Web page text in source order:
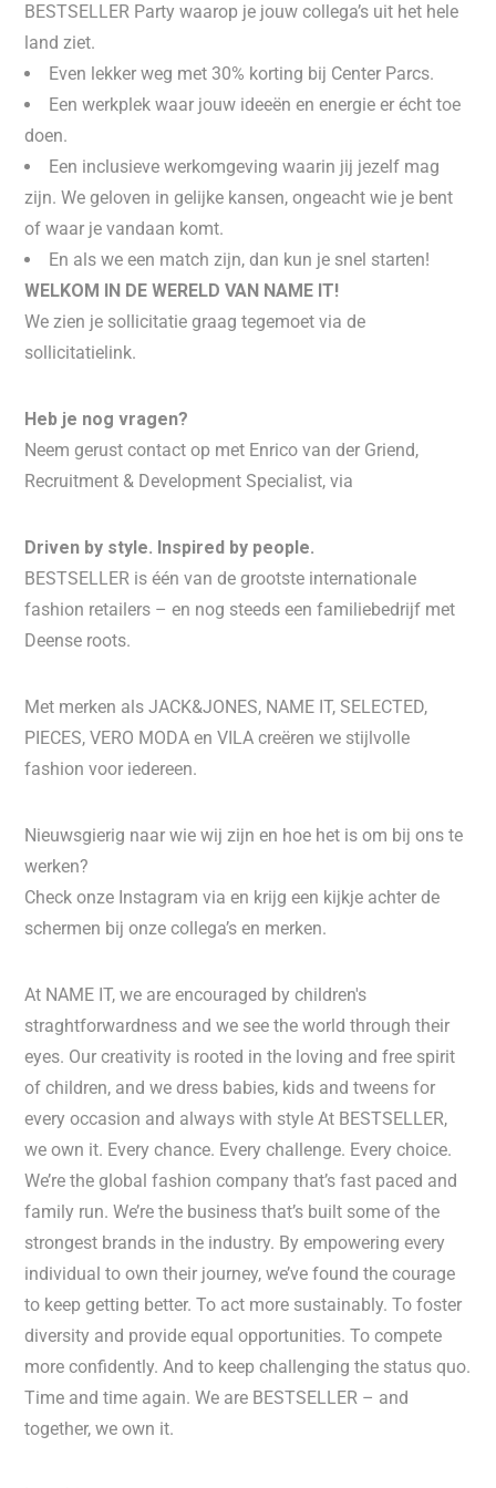
BESTSELLER Party waarop je jouw collega’s uit het hele
land ziet.
Even lekker weg met 30% korting bij Center Parcs.
Een werkplek waar jouw ideeën en energie er écht toe
doen.
Een inclusieve werkomgeving waarin jij jezelf mag
zijn. We geloven in gelijke kansen, ongeacht wie je bent
of waar je vandaan komt.
En als we een match zijn, dan kun je snel starten!
WELKOM IN DE WERELD VAN NAME IT!
We zien je sollicitatie graag tegemoet via de
sollicitatielink.
Heb je nog vragen?
Neem gerust contact op met Enrico van der Griend,
Recruitment & Development Specialist, via
Driven by style. Inspired by people.
BESTSELLER is één van de grootste internationale
fashion retailers – en nog steeds een familiebedrijf met
Deense roots.
Met merken als JACK&JONES, NAME IT, SELECTED,
PIECES, VERO MODA en VILA creëren we stijlvolle
fashion voor iedereen.
Nieuwsgierig naar wie wij zijn en hoe het is om bij ons te
werken?
Check onze Instagram via en krijg een kijkje achter de
schermen bij onze collega’s en merken.
At NAME IT, we are encouraged by children's
straghtforwardness and we see the world through their
eyes. Our creativity is rooted in the loving and free spirit
of children, and we dress babies, kids and tweens for
every occasion and always with style At BESTSELLER,
we own it. Every chance. Every challenge. Every choice.
We’re the global fashion company that’s fast paced and
family run. We’re the business that’s built some of the
strongest brands in the industry. By empowering every
individual to own their journey, we’ve found the courage
to keep getting better. To act more sustainably. To foster
diversity and provide equal opportunities. To compete
more confidently. And to keep challenging the status quo.
Time and time again. We are BESTSELLER – and
together, we own it.